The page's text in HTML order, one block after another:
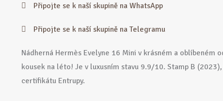
Připojte se k naší skupině na WhatsApp
Připojte se k naší skupině na Telegramu
Nádherná Hermès Evelyne 16 Mini v krásném a oblíbeném
kousek na léto! Je v luxusním stavu 9.9/10. Stamp B
certifikátu Entrupy.